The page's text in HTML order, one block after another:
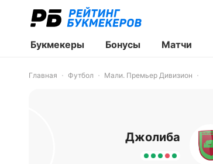
Букмекеры Бонусы Матчи
Главная Футбол Мали. Премьер Дивизион
Джолиба